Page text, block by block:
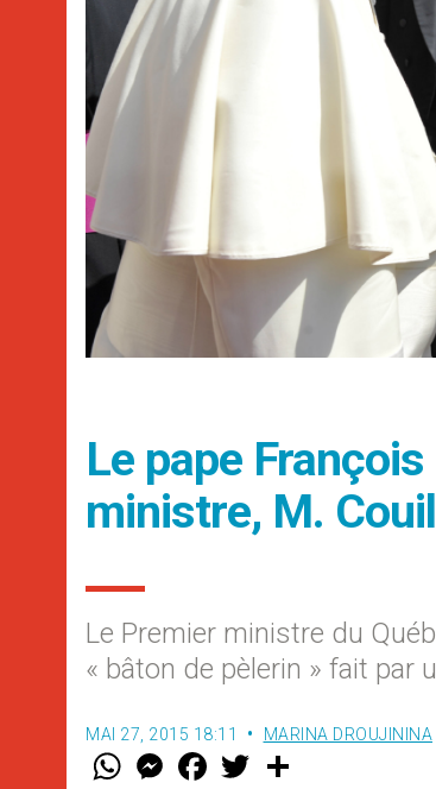
Le pape
ministre, M.
Le Premier ministre du
« bâton de pèlerin » fait par
MAI 27, 2015 18:11 MARINA DROUJININA
W M
e
F
a w